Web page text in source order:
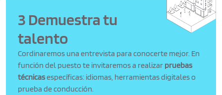
3 Demuestra tu
talento
Cordinaremos una entrevista para conocerte mejor. En
función del puesto te invitaremos a realizar pruebas
técnicasespecíficas: idiomas, herramientas digitales o
prueba de conducción.